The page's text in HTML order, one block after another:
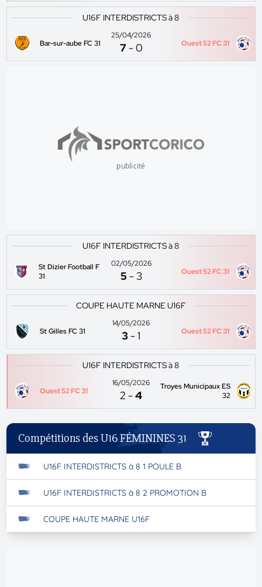
U16F INTERDISTRICTS à 8
Bar-sur-aube FC 31
25/04/2026
7 -0 Ouest 52 FC 31
publicité
U16F INTERDISTRICTS à 8
St Dizier Football F
31
02/05/2026
5 - 3 Ouest 52 FC 31
COUPE HAUTE MARNE U16F
St Gilles FC 31
14/05/2026
3 -1 Ouest 52 FC 31
U16F INTERDISTRICTS à 8
Ouest 52 FC 31
16/05/2026
2 -4
Troyes Municipaux ES
32
Compétitions des U16 FÉMININES 31
U16F INTERDISTRICTS à 8 1 POULE B
U16F INTERDISTRICTS à 8 2 PROMOTION B
COUPE HAUTE MARNE U16F